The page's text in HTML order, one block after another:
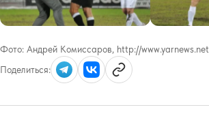
Фото: Андрей Комиссаров, http://www.yarnews.net
Поделиться: